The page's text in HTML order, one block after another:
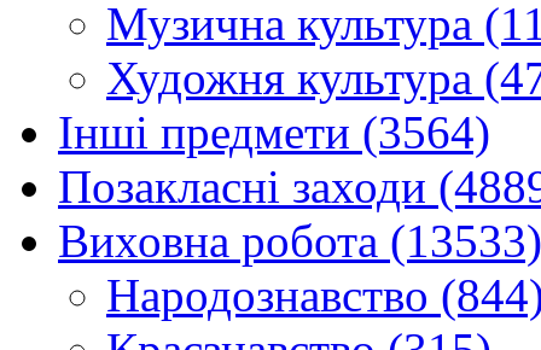
Музична культура
Художня культура
Інші предмети (3564)
Позакласні заходи
Виховна робота (13533)
Народознавство